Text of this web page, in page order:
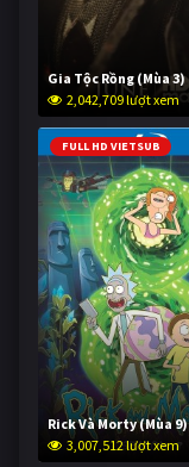
Gia Tộc Rồng (Mùa 3)
2,042,709 lượt xem
FULL HD VIETSUB
Rick Và Morty (Mùa 9)
3,007,512 lượt xem